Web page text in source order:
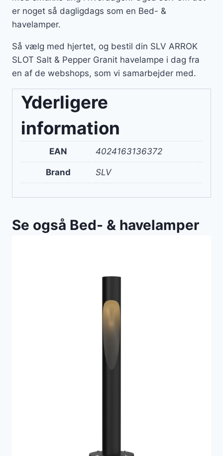
er noget så dagligdags som en Bed- &
havelamper.
Så vælg med hjertet, og bestil din SLV ARROK
SLOT Salt & Pepper Granit havelampe i dag fra
en af de webshops, som vi samarbejder med.
Yderligere
information
EAN 4024163136372
Brand SLV
Se også Bed- & havelamper